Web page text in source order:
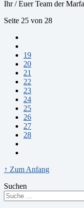
Ihr / Euer Team der
Seite 25 von 28
19
20
21
22
23
24
25
26
27
28
↑ Zum Anfang
Suchen